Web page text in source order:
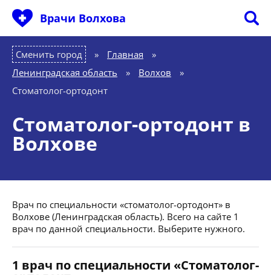
Врачи Волхова
Сменить город Главная
»
Ленинградская область
» Волхов
»
Стоматолог-ортодонт
Стоматолог-ортодонт в
Волхове
Врач по специальности «стоматолог-ортодонт» в
Волхове (Ленинградская область). Всего на сайте 1
врач по данной специальности. Выберите нужного.
1 врач по специальности «Стоматолог-